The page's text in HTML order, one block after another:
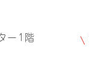
ー1階